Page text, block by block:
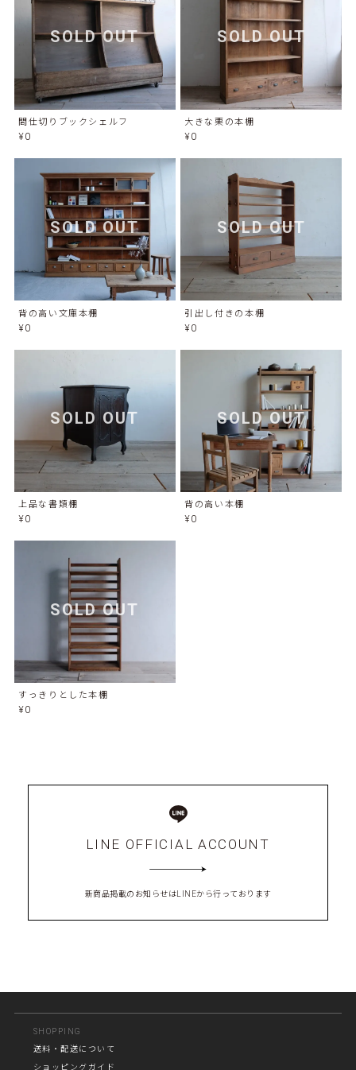
SOLD OUT
間仕切りブックシェルフ
¥0
SOLD OUT
大きな栗の本棚
¥0
SOLD OUT
背の高い文庫本棚
¥0
SOLD OUT
引出し付きの本棚
¥0
SOLD OUT
上品な書類棚
¥0
SOLD OUT
背の高い本棚
¥0
SOLD OUT
すっきりとした本棚
¥0
LINE OFFICIAL ACCOUNT
新商品掲載のお知らせはLINEから行っております
SHOPPING
送料・配送について
ショッピングガイド